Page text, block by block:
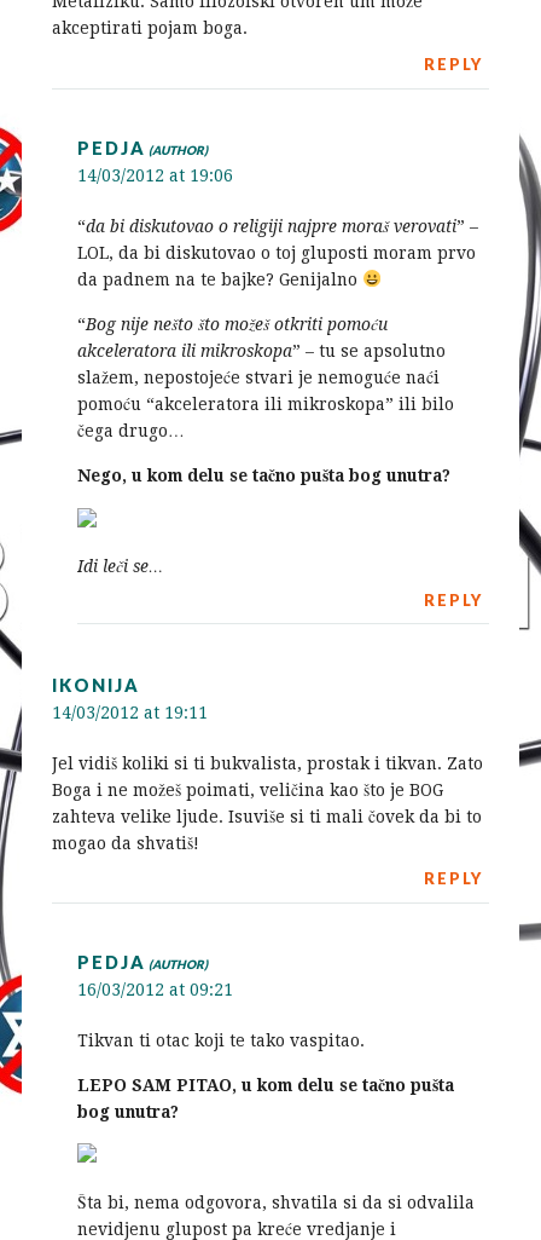
akceptirati pojam boga.
REPLY
PEDJA
14/03/2012 at 19:06
“da bi diskutovao o religiji najpre moraš verovati” –
LOL, da bi diskutovao o toj gluposti moram prvo
da padnem na te bajke? Genijalno
“Bog nije nešto što možeš otkriti pomoću
akceleratora ili mikroskopa” – tu se apsolutno
slažem, nepostojeće stvari je nemoguće naći
pomoću “akceleratora ili mikroskopa” ili bilo
čega drugo…
Nego, u kom delu se tačno pušta bog unutra?
Idi leči se…
REPLY
IKONIJA
14/03/2012 at 19:11
Jel vidiš koliki si ti bukvalista, prostak i tikvan. Zato
Boga i ne možeš poimati, veličina kao što je BOG
zahteva velike ljude. Isuviše si ti mali čovek da bi to
mogao da shvatiš!
REPLY
PEDJA
16/03/2012 at 09:21
Tikvan ti otac koji te tako vaspitao.
LEPO SAM PITAO, u kom delu se tačno pušta
bog unutra?
Šta bi, nema odgovora, shvatila si da si odvalila
nevidjenu glupost pa kreće vredjanje i